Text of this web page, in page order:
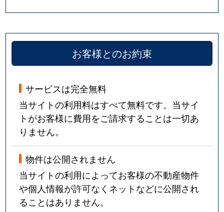
お客様とのお約束
サービスは完全無料
当サイトの利用料はすべて無料です。当サイ
トがお客様に費用をご請求することは一切あ
りません。
物件は公開されません
当サイトの利用によってお客様の不動産物件
や個人情報が許可なくネットなどに公開され
ることはありません。